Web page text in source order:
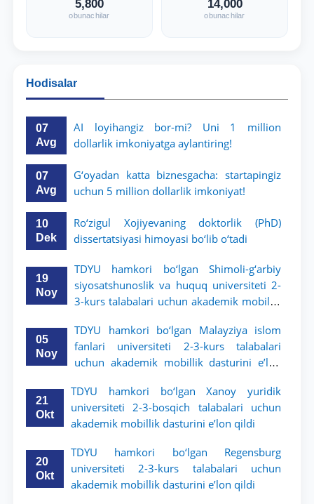
5,800
obunachilar
14,000
obunachilar
Hodisalar
07
Avg
AI loyihangiz bor-mi? Uni 1 million
dollarlik imkoniyatga aylantiring!
07
Avg
G‘oyadan katta biznesgacha: startapingiz
uchun 5 million dollarlik imkoniyat!
10
Dek
Ro‘zigul Xojiyevaning doktorlik (PhD)
dissertatsiyasi himoyasi bo‘lib o‘tadi
19
Noy
TDYU hamkori bo‘lgan Shimoli-g‘arbiy
siyosatshunoslik va huquq universiteti 2-
3-kurs talabalari uchun akademik mobillik
05
Noy
TDYU hamkori bo‘lgan Malayziya islom
fanlari universiteti 2-3-kurs talabalari
uchun akademik mobillik dasturini e’lon
21
Okt
TDYU hamkori bo‘lgan Xanoy yuridik
universiteti 2-3-bosqich talabalari uchun
akademik mobillik dasturini e’lon qildi
20
Okt
TDYU hamkori bo‘lgan Regensburg
universiteti 2-3-kurs talabalari uchun
akademik mobillik dasturini e’lon qildi